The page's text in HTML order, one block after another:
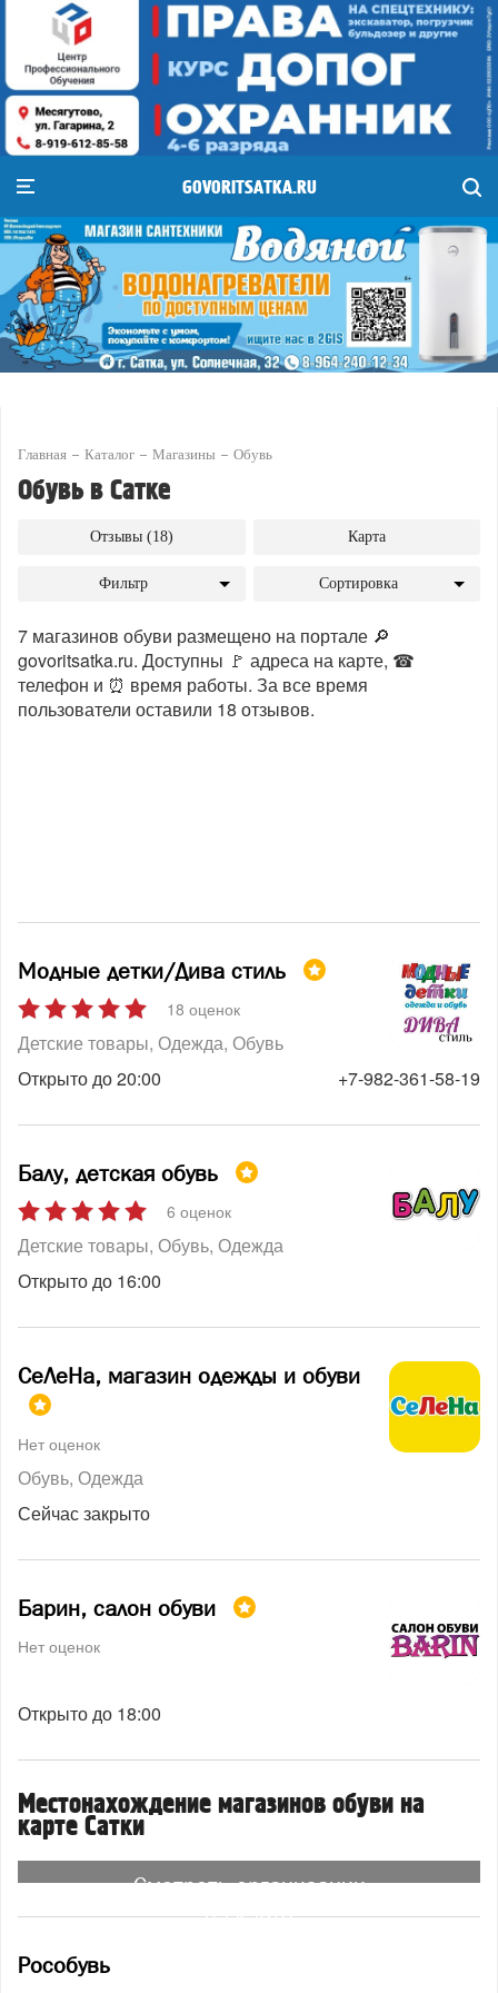
GOVORITSATKA.RU
Главная Каталог Магазины Обувь
Обувь в Сатке
Отзывы (18) Карта
Фильтр Сортировка
7 магазинов обуви размещено на портале 🔎
govoritsatka.ru. Доступны 🚩 адреса на карте, ☎
телефон и ⏰ время работы. За все время
пользователи оставили 18 отзывов.
Модные детки/Дива стиль
18 оценок
Детские товары Одежда Обувь
Открыто до 20:00
+7-982-361-58-19
Балу, детская обувь
6 оценок
Детские товары Обувь Одежда
Открыто до 16:00
СеЛеНа, магазин одежды и обуви
Нет оценок
Обувь Одежда
Сейчас закрыто
Барин, салон обуви
Нет оценок
Открыто до 18:00
Местонахождение магазинов обуви на
карте Сатки
Смотреть организации
на карте
Рособувь